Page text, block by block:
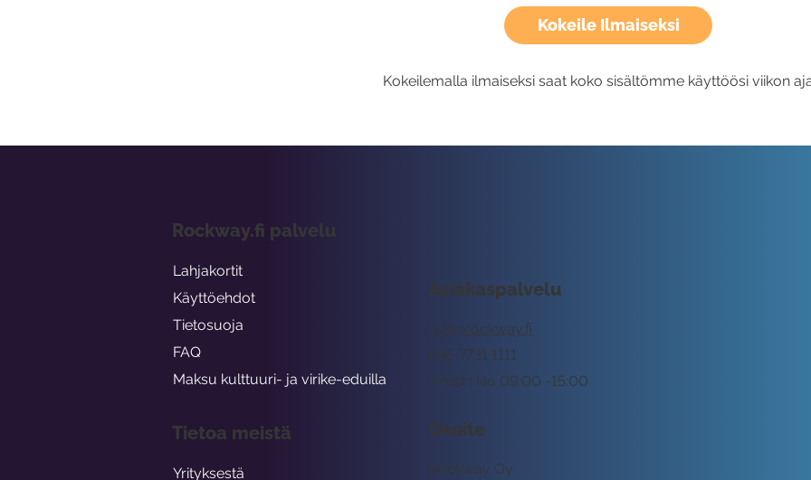
Kokeile Ilmaiseksi
Kokeilemalla ilmaiseksi saat koko sisältömme käyttöösi viikon
Asiakaspalvelu
tuki@rockway.fi
Arkisin klo 09:00 -15:00
045 7731 1111
Osoite
Rockway Oy
Rockway.fi palvelu
Lahjakortit
Käyttöehdot
Tietosuoja
FAQ
Maksu kulttuuri- ja virike-eduilla
Tietoa meistä
Yrityksestä